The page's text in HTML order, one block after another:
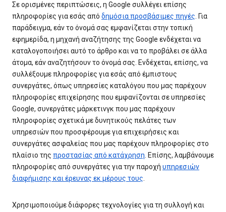
Σε ορισμένες περιπτώσεις, η Google συλλέγει επίσης
πληροφορίες για εσάς από δημόσια προσβάσιμες πηγές . Για
παράδειγμα, εάν το όνομά σας εμφανίζεται στην τοπική
εφημερίδα, η μηχανή αναζήτησης της Google ενδέχεται να
καταλογοποιήσει αυτό το άρθρο και να το προβάλει σε άλλα
άτομα, εάν αναζητήσουν το όνομά σας. Ενδέχεται, επίσης, να
συλλέξουμε πληροφορίες για εσάς από έμπιστους
συνεργάτες, όπως υπηρεσίες καταλόγου που μας παρέχουν
πληροφορίες επιχείρησης που εμφανίζονται σε υπηρεσίες
Google, συνεργάτες μάρκετινγκ που μας παρέχουν
πληροφορίες σχετικά με δυνητικούς πελάτες των
υπηρεσιών που προσφέρουμε για επιχειρήσεις και
συνεργάτες ασφαλείας που μας παρέχουν πληροφορίες στο
πλαίσιο της προστασίας από κατάχρηση . Επίσης, λαμβάνουμε
πληροφορίες από συνεργάτες για την παροχή υπηρεσιών
διαφήμισης και έρευνας εκ μέρους τους
Χρησιμοποιούμε διάφορες τεχνολογίες για τη συλλογή και